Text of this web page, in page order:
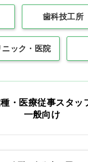
歯科技工所
ニック・医院
・医療従事スタッ
一般向け